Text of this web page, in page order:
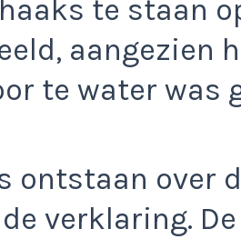
te staan
aangezien
te water was
ontstaan over
verklaring. De